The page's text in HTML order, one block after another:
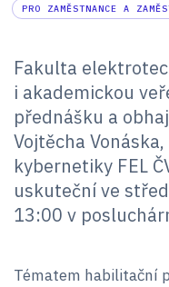
PRO ZAMĚSTNANCE A
Fakulta
i akademickou
přednášku a
Vojtěcha
kybernetiky FEL
uskuteční ve
13:00 v
Tématem habilitační